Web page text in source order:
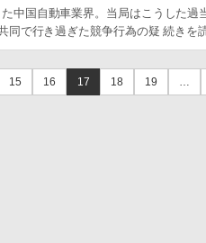
中国自動車業界。当局はこうした
同で行き過ぎた競争行為の疑 続きを
15 16 17 18 19 …